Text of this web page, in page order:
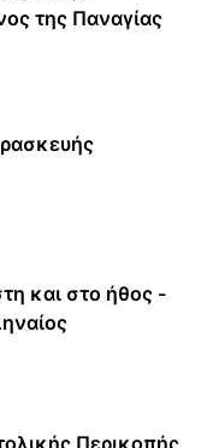
της Παναγίας
και στο ήθος -